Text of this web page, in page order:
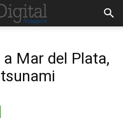
Mar del Plata,